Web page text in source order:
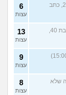
(אנונימי, בן 24, כתב
6
עצות
(Hayatov, בת 40,
13
עצות
9
עצות
שלא
8
עצות